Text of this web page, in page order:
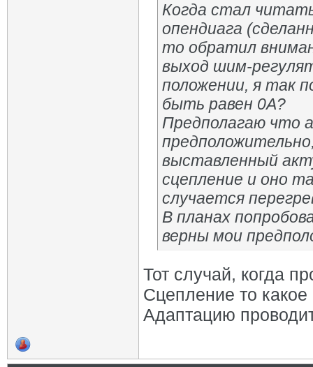
Когда стал
опендиага
то обратил
выход шим-
положении, я так
быть равен 0А?
Предполагаю что
выставленный
сцепление и оно
случается
В планах
верны мои
Тот случай, когда
Сцепление то какое
Адаптацию